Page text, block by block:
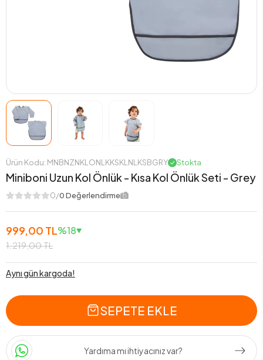
Ürün Kodu: MNBNZNKLONLKKSKLNLKSBGRY Stokta
Miniboni Uzun Kol Önlük - Kısa Kol Önlük Seti - Grey
0/0 Değerlendirme
999,00 TL
1.219,00 TL
%18
Aynı gün kargoda!
SEPETE EKLE
Yardıma mı ihtiyacınız var?